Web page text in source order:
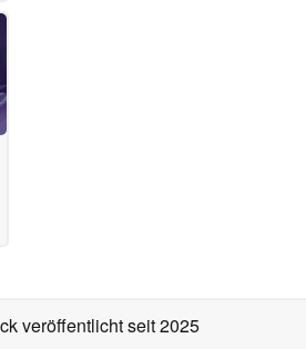
veröffentlichtseit 2025